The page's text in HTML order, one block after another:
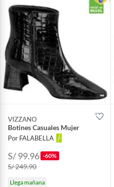
VIZZANO
Botines Casuales Mujer
Por FALABELLA
S/ 99.96 -60%
S/ 249.90
Llega mañana